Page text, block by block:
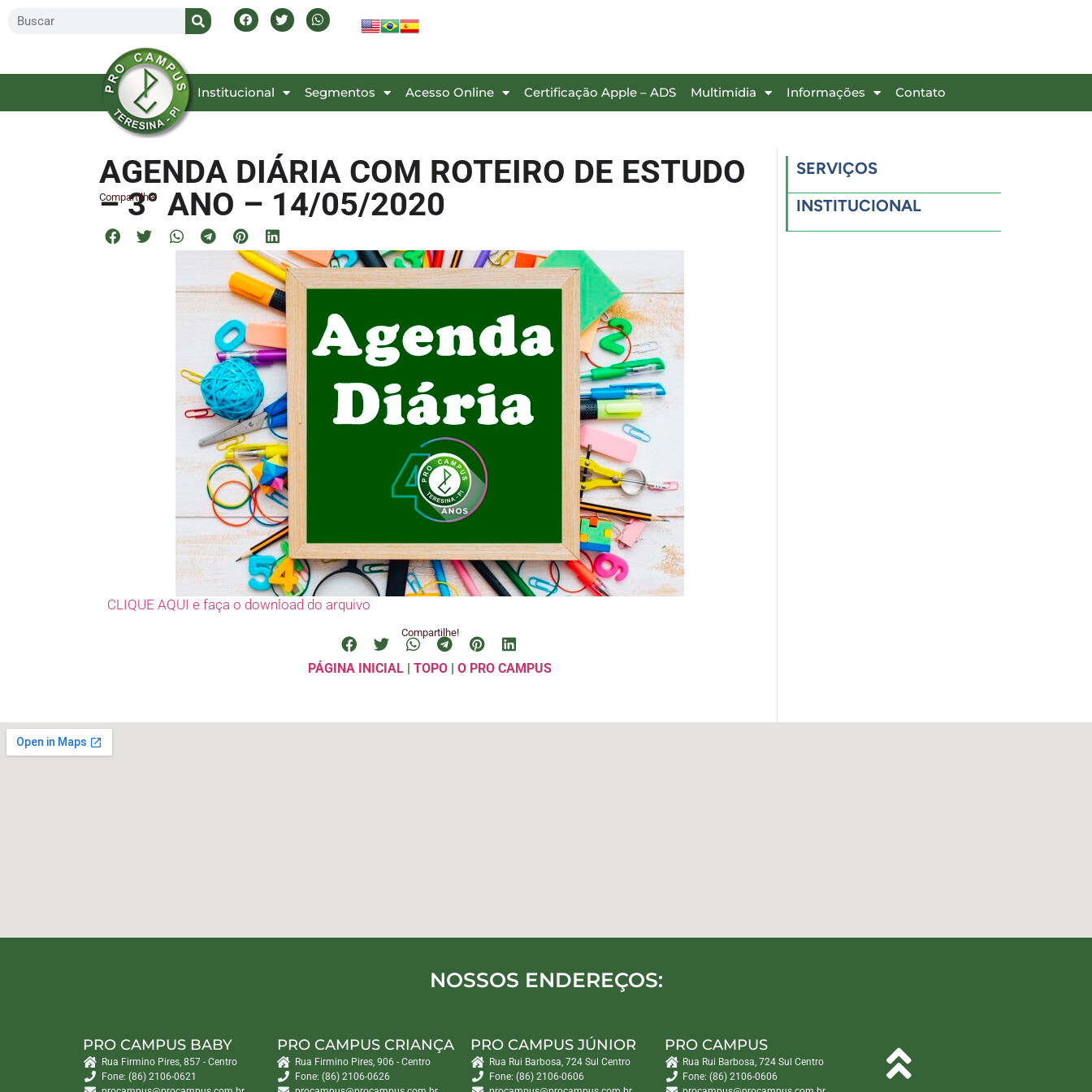
Inicial Institucional Segmentos Acesso Online Certificação Apple – ADS Multimídia Informações Contato
AGENDA DIÁRIA COM ROTEIRO DE ESTUDO
– 3° ANO – 14/05/2020
Compartilhe!
CLIQUE AQUI e faça o download do arquivo
Compartilhe!
PÁGINA INICIAL | TOPO | O PRO CAMPUS
SERVIÇOS
INSTITUCIONAL
NOSSOS ENDEREÇOS:
PRO CAMPUS BABY
Rua Firmino Pires, 857 - Centro
Fone: (86) 2106-0621
PRO CAMPUS CRIANÇA
Rua Firmino Pires, 906 - Centro
Fone: (86) 2106-0626
PRO CAMPUS JÚNIOR
Rua Rui Barbosa, 724 Sul Centro
Fone: (86) 2106-0606
PRO CAMPUS
Rua Rui Barbosa, 724 Sul Centro
Fone: (86) 2106-0606